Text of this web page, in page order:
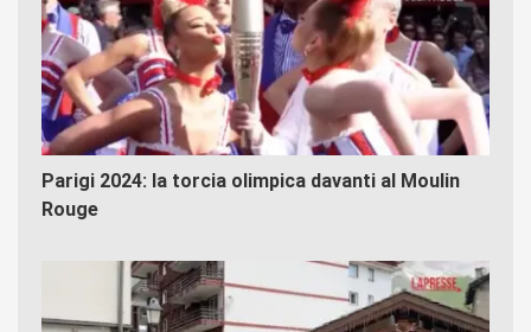
Parigi 2024: la torcia olimpica davanti al Moulin
Rouge